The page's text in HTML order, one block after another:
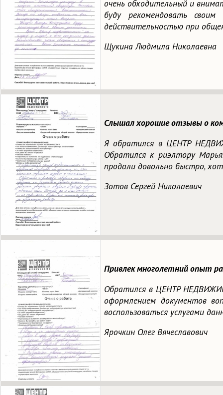
очень обходительный и
буду рекомендовать
действительностью при
Щукина Людмила Николаевна
Слышал хорошие отзывы о
Я обратился в ЦЕНТР
Обратился к риэлтору
продали довольно быстро,
Зотов Сергей Николаевич
Привлек многолетний опыт
Обратился в ЦЕНТР
оформлением документов
воспользоваться услугами
Ярочкин Олег Вячеславович